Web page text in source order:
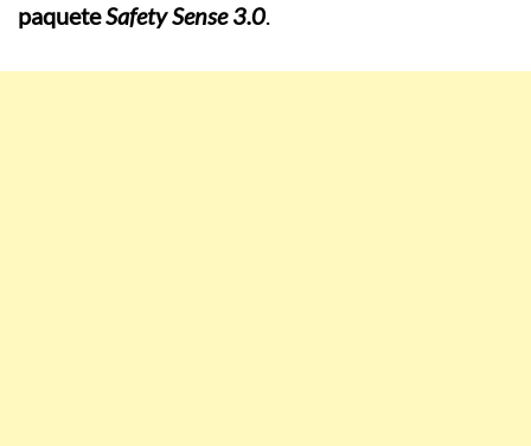
paqueteSafety Sense 3.0.